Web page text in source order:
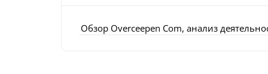
Обзор Overceepen Com, анализ